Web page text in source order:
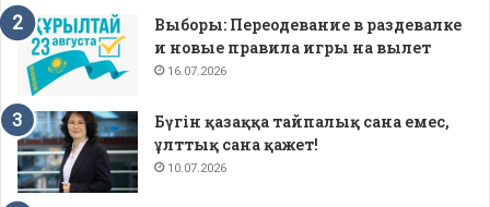
Выборы: Переодевание в раздевалке
и новые правила игры на вылет
16.07.2026
Бүгін қазаққа тайпалық сана емес,
ұлттық сана қажет!
10.07.2026